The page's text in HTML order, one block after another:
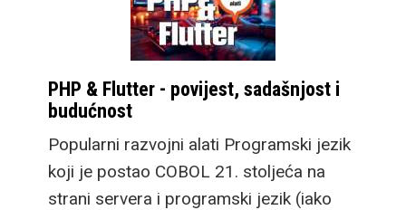
PHP & Flutter - povijest, sadašnjost i
budućnost
Popularni razvojni alati Programski jezik
koji je postao COBOL 21. stoljeća na
strani servera i programski jezik (iako